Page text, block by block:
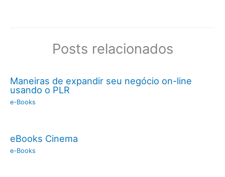
Posts relacionados
Maneiras de expandir seu negócio on-line
usando o PLR
e-Books
eBooks Cinema
e-Books